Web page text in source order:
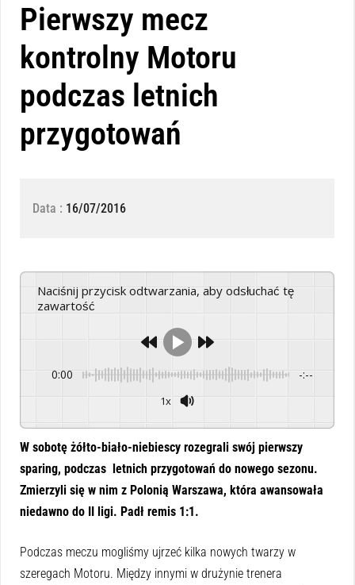
Pierwszy mecz
kontrolny Motoru
podczas letnich
przygotowań
Data : 16/07/2016
Naciśnij przycisk odtwarzania, aby odsłuchać tę
zawartość
0:00 -:--
1x
W sobotę żółto-biało-niebiescy rozegrali swój pierwszy
sparing, podczas letnich przygotowań do nowego sezonu.
Zmierzyli się w nim z Polonią Warszawa, która awansowała
niedawno do II ligi. Padł remis 1:1.
Podczas meczu mogliśmy ujrzeć kilka nowych twarzy w
szeregach Motoru. Między innymi w drużynie trenera